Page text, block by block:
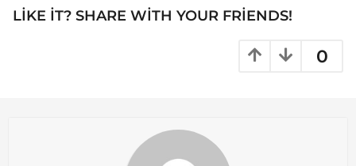
P
LIKE IT? SHARE WITH YOUR FRIENDS!
0